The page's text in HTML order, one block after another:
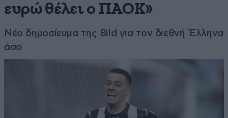
ευρώ θέλει ο ΠΑΟΚ»
Νέο δημοσίευμα της Bild για τον διεθνή Έλληνα
άσο